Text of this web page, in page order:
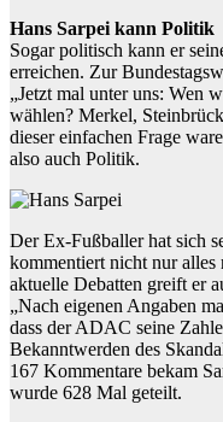
Hans Sarpei kann Politik
Sogar politisch kann er
erreichen. Zur
„Jetzt mal unter uns: Wen
wählen? Merkel,
dieser einfachen Frage
also auch Politik.
Der Ex-Fußballer hat sich
kommentiert nicht nur
aktuelle Debatten greift er
„Nach eigenen Angaben
dass der ADAC seine
Bekanntwerden des
167 Kommentare bekam
wurde 628 Mal geteilt.